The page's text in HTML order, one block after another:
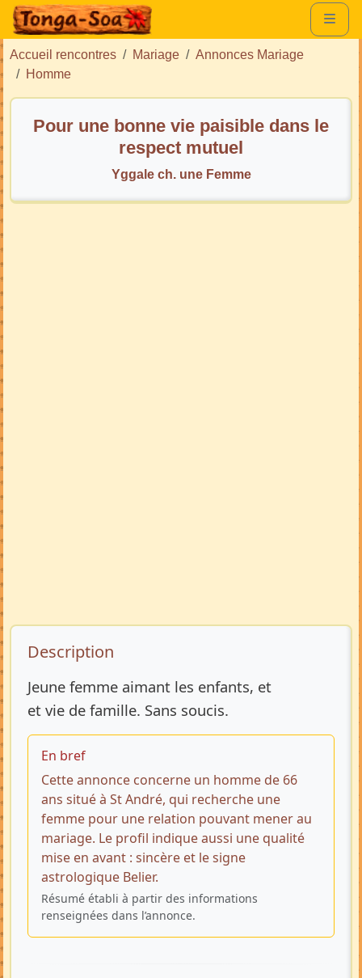
Accueil rencontres Mariage
Annonces Mariage
Homme
Pour une bonne vie paisible dans le
respect mutuel
Yggale ch. une Femme
Description de l’annonce
Description
Jeune femme aimant les enfants, et
et vie de famille. Sans soucis.
En bref
Cette annonce concerne un homme de 66
ans situé à St André, qui recherche une
femme pour une relation pouvant mener au
mariage. Le profil indique aussi une qualité
mise en avant : sincère et le signe
astrologique Belier.
Résumé établi à partir des informations
renseignées dans l’annonce.